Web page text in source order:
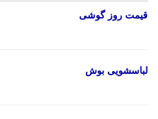
قیمت روز گوشی
لباسشویی بوش